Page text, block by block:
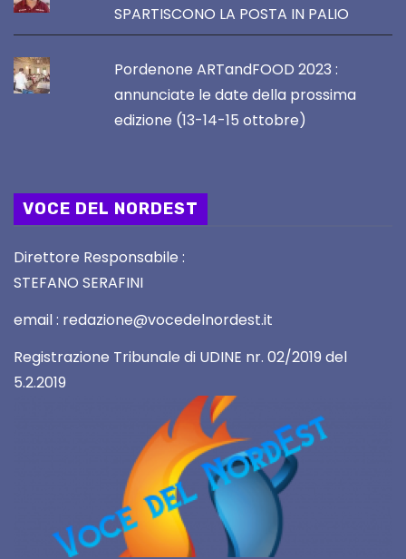
SPARTISCONO LA POSTA IN PALIO
Pordenone ARTandFOOD 2023 :
annunciate le date della prossima
edizione (13-14-15 ottobre)
VOCE DEL NORDEST
Direttore Responsabile :
STEFANO SERAFINI
email : redazione@vocedelnordest.it
Registrazione Tribunale di UDINE nr. 02/2019 del
5.2.2019